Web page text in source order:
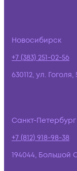
Новосибирск
+7 (383) 251-02-56
630112, ул. Гоголя,
Санкт-Петербург
+7 (812) 918-98-38
194044, Большой